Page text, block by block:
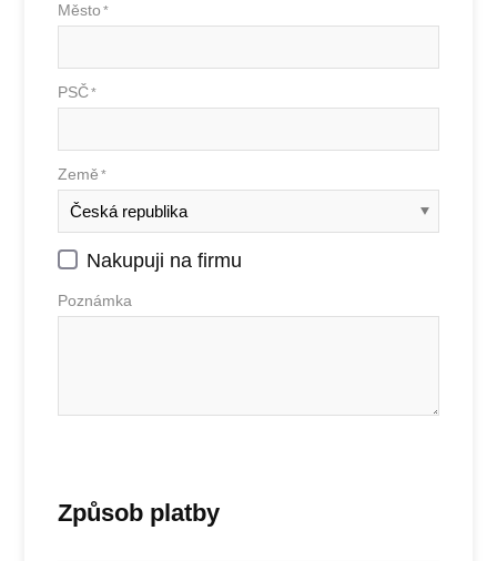
Město *
PSČ*
Země *
Nakupuji na firmu
Poznámka
Způsob platby